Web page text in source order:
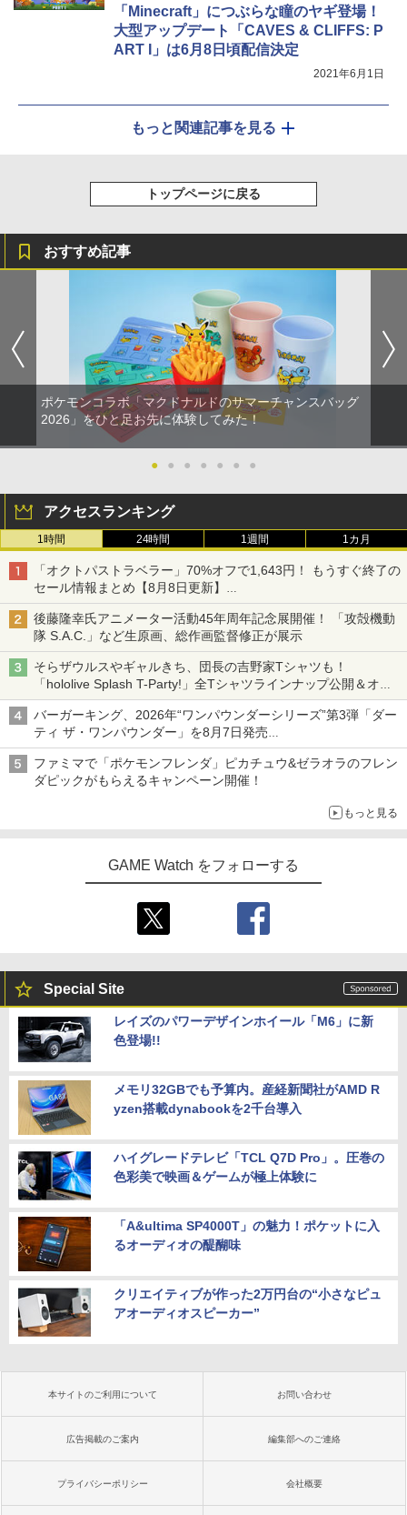
「Minecraft」につぶらな瞳のヤギ登場！
大型アップデート「CAVES & CLIFFS: P
ART I」は6月8日頃配信決定
2021年6月1日
もっと関連記事を見る
トップページに戻る
おすすめ記事
ポケモンコラボ「マクドナルドのサマーチャンスバッグ
2026」をひと足お先に体験してみた！
● ● ● ● ● ● ●
アクセスランキング
1時間 24時間 1週間 1カ月
「オクトパストラベラー」70%オフで1,643円！ もうすぐ終了の
セール情報まとめ【8月8日更新】
ニンテンドーeショップでは「大神 絶景版」が67%オフで990円
後藤隆幸氏アニメーター活動45年周年記念展開催！ 「攻殻機動
隊 S.A.C.」など生原画、総作画監督修正が展示
そらザウルスやギャルきち、団長の吉野家Tシャツも！
「hololive Splash T-Party!」全Tシャツラインナップ公開＆オン
ライン販売開始
バーガーキング、2026年“ワンパウンダーシリーズ”第3弾「ダー
ティ ザ・ワンパウンダー」を8月7日発売
「特製ガーリックマヨソース」を使用した超大型チーズバーガー
ファミマで「ポケモンフレンダ」ピカチュウ&ゼラオラのフレン
ダピックがもらえるキャンペーン開催！
もっと見る
GAME Watch をフォローする
Special Site
レイズのパワーデザインホイール「M6」に新
色登場!!
メモリ32GBでも予算内。産経新聞社がAMD R
yzen搭載dynabookを2千台導入
ハイグレードテレビ「TCL Q7D Pro」。圧巻の
色彩美で映画＆ゲームが極上体験に
「A&ultima SP4000T」の魅力！ポケットに入
るオーディオの醍醐味
クリエイティブが作った2万円台の“小さなピュ
アオーディオスピーカー”
本サイトのご利用について お問い合わせ
広告掲載のご案内 編集部へのご連絡
プライバシーポリシー 会社概要